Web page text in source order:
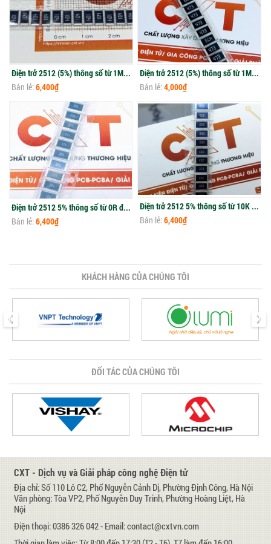
Điện trở 2512 (5%) thông số từ 1M đến 91M
Bán lẻ:6,400₫
Điện trở 2512 (5%) thông số từ 1M đến 91M
Bán lẻ:4,000₫
Điện trở 2512 5% thông số từ 0R đến 910R
Bán lẻ:6,400₫
Điện trở 2512 5% thông số từ 10K đến 91K
Bán lẻ:6,400₫
KHÁCH HÀNG CỦA CHÚNG TÔI
prev next
ĐỐI TÁC CỦA CHÚNG TÔI
CXT - Dịch vụ và Giải pháp công nghệ Điện tử
Địa chỉ: Số 110 Lô C2, Phố Nguyễn Cảnh Dị, Phường Định Công, Hà Nội
Văn phòng: Tòa VP2, Phố Nguyễn Duy Trinh, Phường Hoàng Liệt, Hà
Nội
Điện thoại: 0386 326 042 - Email: contact@cxtvn.com